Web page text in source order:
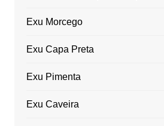
Exu Morcego
Exu Capa Preta
Exu Pimenta
Exu Caveira